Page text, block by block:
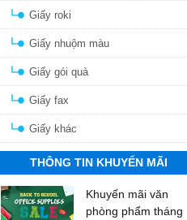
Giấy roki
Giấy nhuộm màu
Giấy gói quà
Giấy fax
Giấy khác
THÔNG TIN KHUYẾN MÃI
Khuyến mãi văn
phòng phẩm tháng